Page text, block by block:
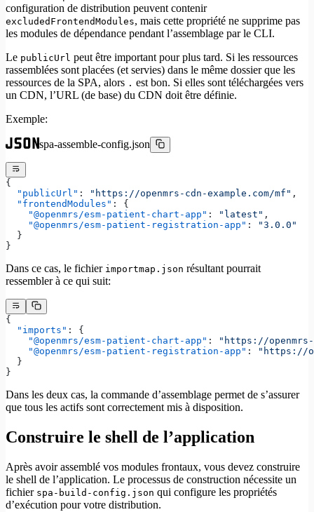
configuration de distribution peuvent contenir
excludedFrontendModules, mais cette propriété ne supprime pas
les modules de dépendance pendant l’assemblage par le CLI.
Le publicUrl peut être important pour plus tard. Si les ressources
rassemblées sont placées (et servies) dans le même dossier que les
ressources de la SPA, alors . est bon. Si elles sont téléchargées vers
un CDN, l’URL (de base) du CDN doit être définie.
Exemple:
spa-assemble-config.json
{
  "publicUrl"
: "https://openmrs-cdn-example.com/mf" ,
  "frontendModules"
: {
    "@openmrs/esm-patient-chart-app"
: "latest" ,
    "@openmrs/esm-patient-registration-app"
:
"3.0.0"
  }
}
Dans ce cas, le fichier importmap.json résultant pourrait
ressembler à ce qui suit:
{
  "imports"
: {
    "@openmrs/esm-patient-chart-app"
:
"https://openmrs-
    "@openmrs/esm-patient-registration-app"
:
"https://
  }
}
Dans les deux cas, la commande d’assemblage permet de s’assurer
que tous les actifs sont correctement mis à disposition.
Construire le shell de l’application
Après avoir assemblé vos modules frontaux, vous devez construire
le shell de l’application. Le processus de construction nécessite un
fichier spa-build-config.json qui configure les propriétés
d’exécution pour votre distribution.